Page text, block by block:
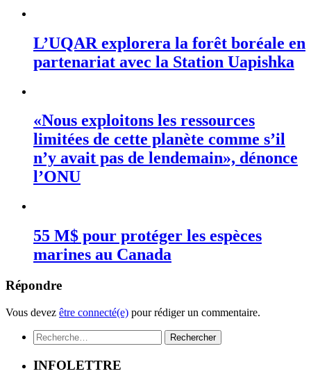
L’UQAR explorera la forêt boréale en
partenariat avec la Station Uapishka
«Nous exploitons les ressources
limitées de cette planète comme s’il
n’y avait pas de lendemain», dénonce
l’ONU
55 M$ pour protéger les espèces
marines au Canada
Répondre
Vous devez être connecté(e) pour rédiger un commentaire.
Rechercher :
INFOLETTRE